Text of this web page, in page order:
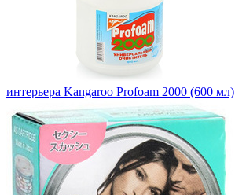
интерьера Kangaroo Profoam 2000 (600 мл)